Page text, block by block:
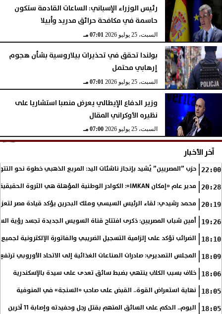
رئيس الوزراء الإسباني: الساعات القادمة ستكون
حاسمة في مكافحة حرائق مدريد وأبيلا
السبت، 25 يوليو 2026 07:01 مـ
بولندا تحقق في تحذيرات بيلاروسية بشأن هجوم
إرهابي محتمل
السبت، 25 يوليو 2026 07:01 مـ
وزير الدفاع الإيطالي يعرض منصبا استشاريا على
نظيره الأوكراني المقال
السبت، 25 يوليو 2026 07:00 مـ
آخر الأخبار
22:00 حزب ”المصريين” يُشيد بإنجاز ناشئات اليد: المربع الذهبي خطوة نحو
20:28 مدير عام «إمكان IMKAN»: الكوادر الوطنية المؤهلة هي الثروة الحقيقية لمستقبل التنمية في مصر
20:19 محمد رشيدي: لقاء الرئيس السيسي وملك البحرين يؤكد قيادة مصر
19:26 أمين شباب المصريين: ذكرى افتتاح قناة السويس الجديدة تجسد رؤية
18:10 الضرائب تؤكد على إلزامية التسجيل الضريبي والفاتورة الإلكترونية
18:09 المجلس التصديري: صادرات الصناعات الغذائية إلى الاتحاد الأوروبي ترتفع 15.4% خلال النصف الأول من
18:06 خلاف بسبب الكلاب ينتهي بضبط سائق تعدى على سيدة بالإسكندرية
18:05 نهاية استعراض القوة.. القبض على صاحب «السنجة» في المنوفية
18:05 اليوم.. الحكم على السائق المتهم بقتل رجل وحفيدته وإصابة 11 آخرين